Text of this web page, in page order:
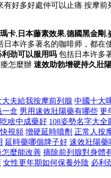
好多好處仲可以止痛 按摩前
卡, 日本藤素效果,德國黑金剛,
本许多著名的咖啡师，都在
利劲可以服用吗 包括日本许多
怎麼辦 速效助勃增硬持久壯
大夫給我按摩前列腺 中國十大
一盒 男用速效壯陽藥有哪些 更
啥中成藥好 108姿勢名字大全
視頻 增硬延時噴劑 正常人按
延時藥哪個牌子好 速效壯陽藥
麼能改善 摘除前列腺對身體
女性更年期如何保養外陰 必利